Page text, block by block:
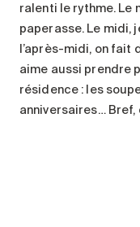
ralenti le rythme. Le
paperasse. Le midi,
l’après-midi, on fait
aime aussi prendre
résidence : les
anniversaires… Bref,